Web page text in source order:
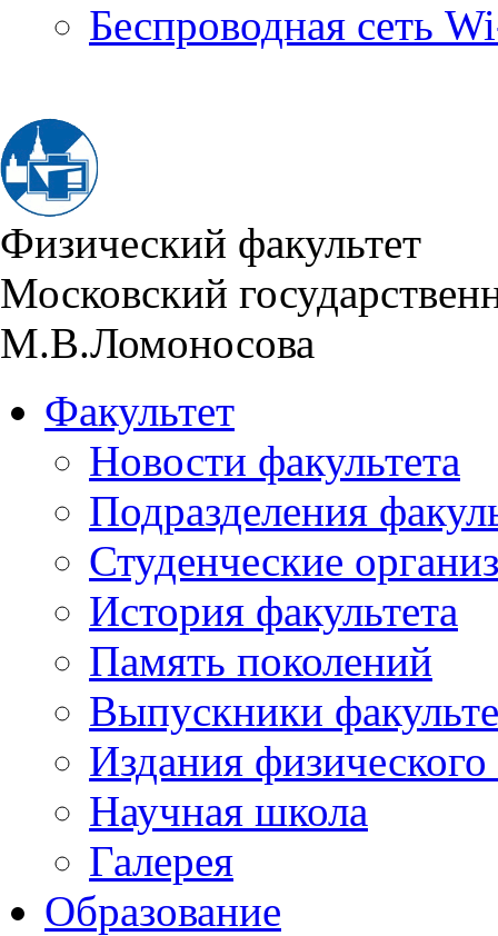
Беспроводная сеть
Физический факультет
Московский
М.В.Ломоносова
Факультет
Новости факультета
Подразделения
Студенческие
История факультета
Память поколений
Выпускники
Издания физического
Научная школа
Галерея
Образование